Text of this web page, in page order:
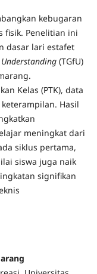
kebugaran
fisik. Penelitian ini
dasar lari estafet
Understanding(TGfU)
Kelas (PTK), data
Hasil
meningkat dari
siklus pertama,
siswa juga naik
signifikan